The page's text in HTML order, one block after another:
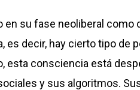
su fase neoliberal como
decir, hay cierto tipo de
esta consciencia está
y sus algoritmos.